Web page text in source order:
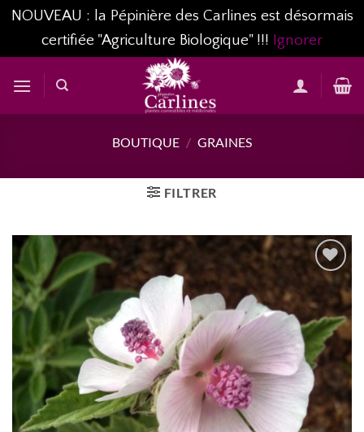
NOUVEAU : la Pépinière des Carlines est désormais
certifiée "Agriculture Biologique" !!! Ignorer
BOUTIQUE / GRAINES
FILTRER
AJOUTER
À MA
LISTE
D’ENVIES...